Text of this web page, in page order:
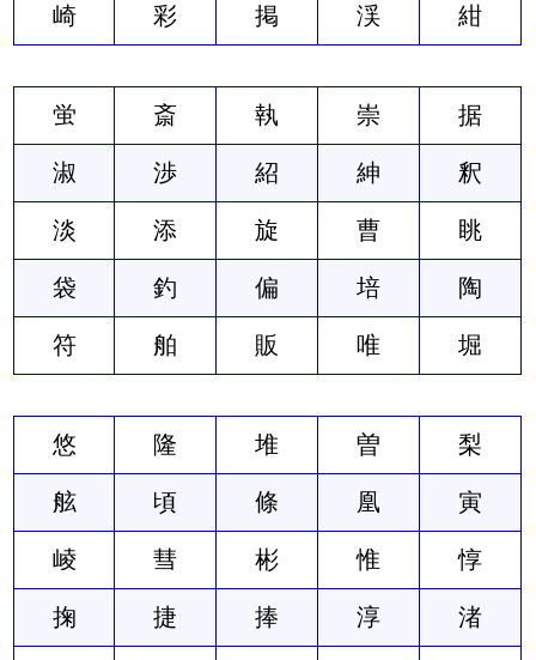
崎 彩 掲 渓 紺
蛍 斎 執 崇 据
淑 渉 紹 紳 釈
淡 添 旋 曹 眺
袋 釣 偏 培 陶
符 舶 販 唯 堀
悠 隆 堆 曽 梨
舷 頃 條 凰 寅
崚 彗 彬 惟 惇
掬 捷 捧 淳 渚